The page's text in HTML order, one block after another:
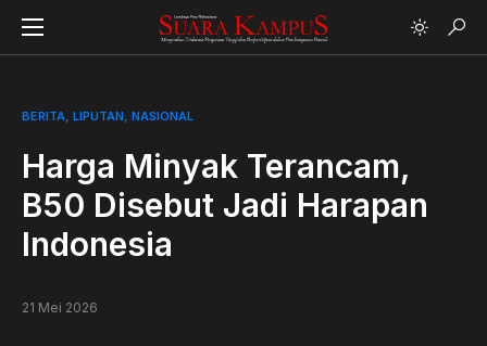
BERITA LIPUTAN NASIONAL
Harga Minyak Terancam,
B50 Disebut Jadi Harapan
Indonesia
21 Mei 2026